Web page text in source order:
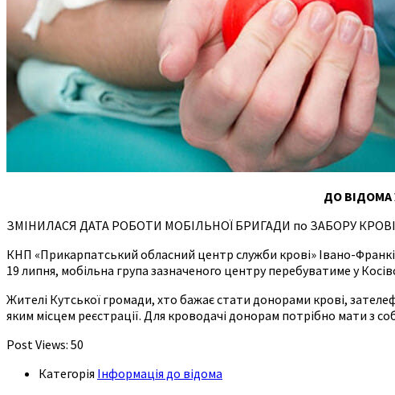
ДО
ЗМІНИЛАСЯ ДАТА РОБОТИ МОБІЛЬНОЇ БРИГАДИ по ЗАБОРУ
КНП «Прикарпатський обласний центр служби крові» Івано-
19 липня, мобільна група зазначеного центру перебуватиме у
Жителі Кутської громади, хто бажає стати донорами крові,
яким місцем реєстрації. Для кроводачі донорам потрібно мати з
Post Views: 50
Категорія Інформація до відома